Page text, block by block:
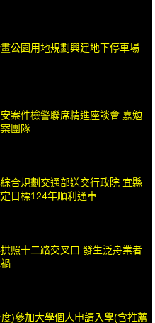
公園用地規劃興建地下停車場
案件檢警聯席精進座談會 嘉勉
團隊
合規劃交通部送交行政院 宜縣
目標124年順利通車
照十二路交叉口 發生泛舟業者
)參加大學個人申請入學(含推薦